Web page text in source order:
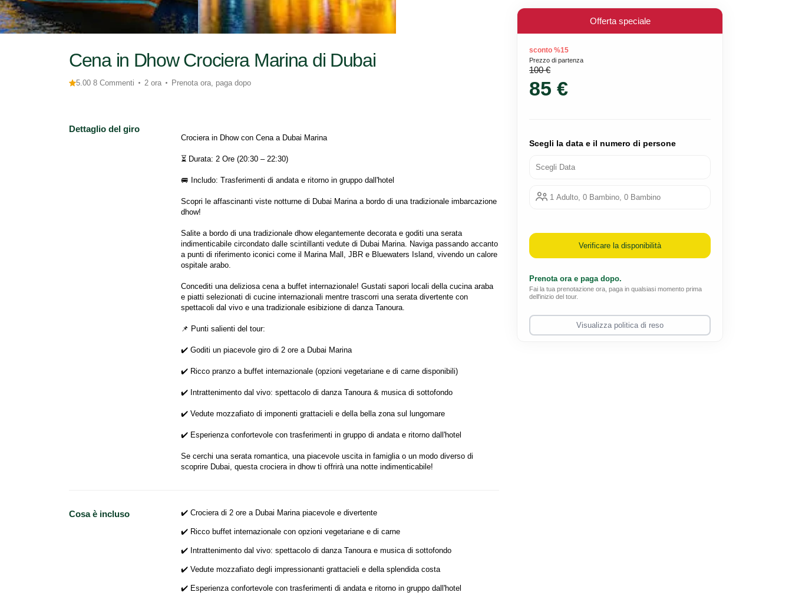
Cena in Dhow Crociera Marina di Dubai
5.00 8 Commenti 2 ora Prenota ora, paga dopo
Dettaglio del giro
Crociera in Dhow con Cena a Dubai Marina
⏳ Durata: 2 Ore (20:30 – 22:30)
🚐 Includo: Trasferimenti di andata e ritorno in gruppo dall'hotel
Scopri le affascinanti viste notturne di Dubai Marina a bordo di una tradizionale imbarcazione
dhow!
Salite a bordo di una tradizionale dhow elegantemente decorata e goditi una serata
indimenticabile circondato dalle scintillanti vedute di Dubai Marina. Naviga passando accanto
a punti di riferimento iconici come il Marina Mall, JBR e Bluewaters Island, vivendo un calore
ospitale arabo.
Concediti una deliziosa cena a buffet internazionale! Gustati sapori locali della cucina araba
e piatti selezionati di cucine internazionali mentre trascorri una serata divertente con
spettacoli dal vivo e una tradizionale esibizione di danza Tanoura.
📌 Punti salienti del tour:
✔️ Goditi un piacevole giro di 2 ore a Dubai Marina
✔️ Ricco pranzo a buffet internazionale (opzioni vegetariane e di carne disponibili)
✔️ Intrattenimento dal vivo: spettacolo di danza Tanoura & musica di sottofondo
✔️ Vedute mozzafiato di imponenti grattacieli e della bella zona sul lungomare
✔️ Esperienza confortevole con trasferimenti in gruppo di andata e ritorno dall'hotel
Se cerchi una serata romantica, una piacevole uscita in famiglia o un modo diverso di
scoprire Dubai, questa crociera in dhow ti offrirà una notte indimenticabile!
Cosa è incluso ✔️ Crociera di 2 ore a Dubai Marina piacevole e divertente
✔️ Ricco buffet internazionale con opzioni vegetariane e di carne
✔️ Intrattenimento dal vivo: spettacolo di danza Tanoura e musica di sottofondo
✔️ Vedute mozzafiato degli impressionanti grattacieli e della splendida costa
✔️ Esperienza confortevole con trasferimenti di andata e ritorno in gruppo dall'hotel
Offerta speciale
sconto %15
Prezzo di partenza
100 €
85 €
Scegli la data e il numero di persone
Scegli Data
1 Adulto, 0 Bambino, 0 Bambino
Verificare la disponibilità
Prenota ora e paga dopo.
Fai la tua prenotazione ora, paga in qualsiasi momento prima
dell'inizio del tour.
Visualizza politica di reso